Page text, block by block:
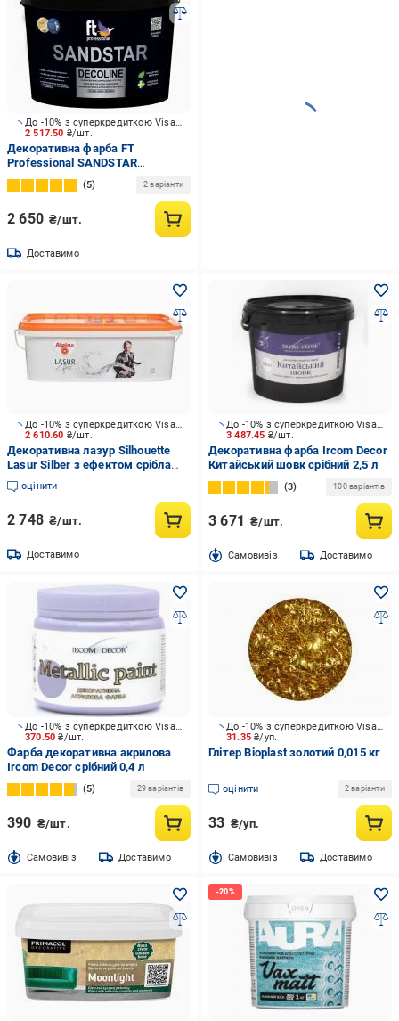
2 517.50 ₴/шт.
До -10% з суперкредиткою Visa Вигода
Декоративна фарба FT
Professional SANDSTAR
DECOLINE Вase A
перламутровий 5 л 5,75 кг
5 2 варіанти
2 650 ₴/шт.
Доставимо
2 610.60 ₴/шт.
До -10% з суперкредиткою Visa Вигода
Декоративна лазур Silhouette
Lasur Silber з ефектом срібла
Alpina 2,5 л
оцінити
2 748 ₴/шт.
Доставимо
3 487.45 ₴/шт.
До -10% з суперкредиткою Visa Вигода
Декоративна фарба Ircom Decor
Китайський шовк срібний 2,5 л
3 100 варіантів
3 671 ₴/шт.
Cамовивіз Доставимо
370.50₴/шт.
До -10% з суперкредиткою Visa Вигода
Фарба декоративна акрилова
Ircom Decor срібний 0,4 л
5 29 варіантів
390 ₴/шт.
Cамовивіз Доставимо
31.35₴/уп.
До -10% з суперкредиткою Visa Вигода
Глітер Bioplast золотий 0,015 кг
оцінити 2 варіанти
33 ₴/уп.
Cамовивіз Доставимо